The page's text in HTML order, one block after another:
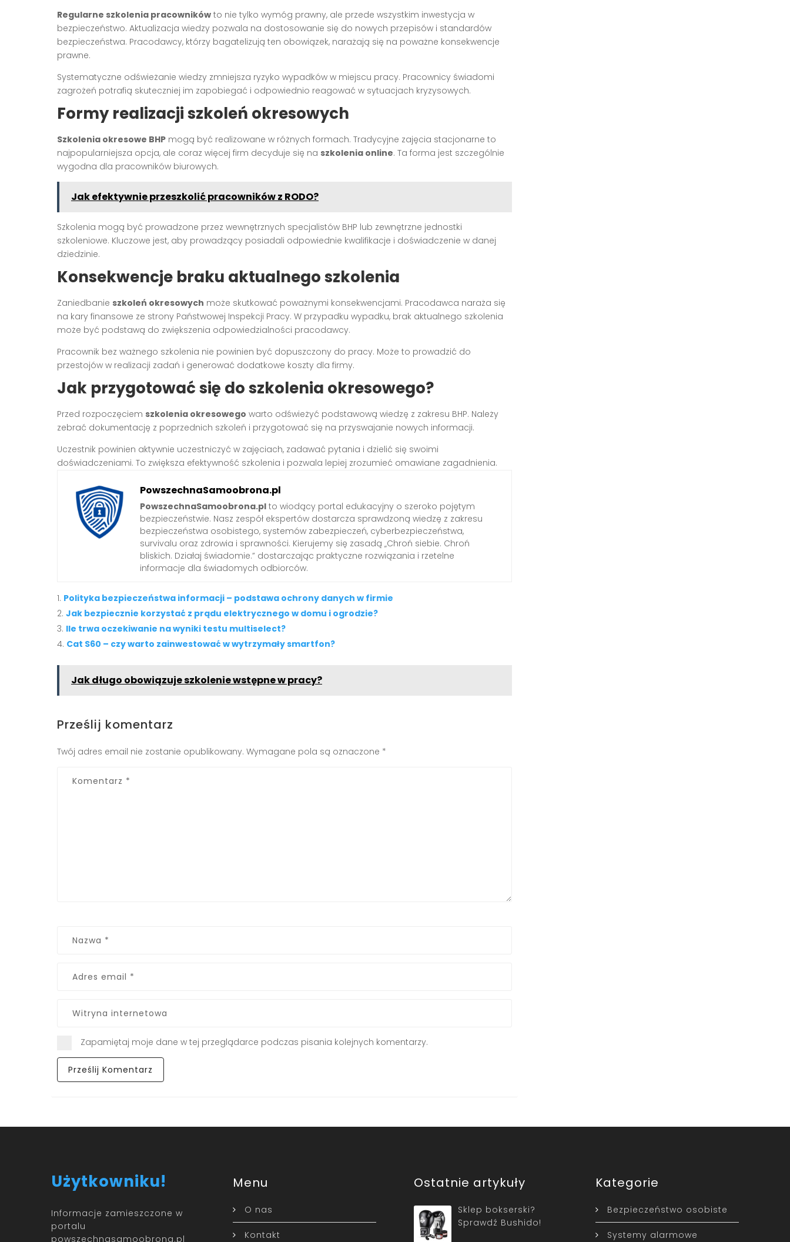
Regularne szkolenia pracowników to nie tylko wymóg prawny, ale przede wszystkim inwestycja w
bezpieczeństwo. Aktualizacja wiedzy pozwala na dostosowanie się do nowych przepisów i standardów
bezpieczeństwa. Pracodawcy, którzy bagatelizują ten obowiązek, narażają się na poważne konsekwencje
prawne.
Systematyczne odświeżanie wiedzy zmniejsza ryzyko wypadków w miejscu pracy. Pracownicy świadomi
zagrożeń potrafią skuteczniej im zapobiegać i odpowiednio reagować w sytuacjach kryzysowych.
Formy realizacji szkoleń okresowych
Szkolenia okresowe BHP mogą być realizowane w różnych formach. Tradycyjne zajęcia stacjonarne to
najpopularniejsza opcja, ale coraz więcej firm decyduje się na szkolenia online. Ta forma jest szczególnie
wygodna dla pracowników biurowych.
Jak efektywnie przeszkolić pracowników z RODO?
Szkolenia mogą być prowadzone przez wewnętrznych specjalistów BHP lub zewnętrzne jednostki
szkoleniowe. Kluczowe jest, aby prowadzący posiadali odpowiednie kwalifikacje i doświadczenie w danej
dziedzinie.
Konsekwencje braku aktualnego szkolenia
Zaniedbanie szkoleń okresowych może skutkować poważnymi konsekwencjami. Pracodawca naraża się
na kary finansowe ze strony Państwowej Inspekcji Pracy. W przypadku wypadku, brak aktualnego szkolenia
może być podstawą do zwiększenia odpowiedzialności pracodawcy.
Pracownik bez ważnego szkolenia nie powinien być dopuszczony do pracy. Może to prowadzić do
przestojów w realizacji zadań i generować dodatkowe koszty dla firmy.
Jak przygotować się do szkolenia okresowego?
Przed rozpoczęciem szkolenia okresowego warto odświeżyć podstawową wiedzę z zakresu BHP. Należy
zebrać dokumentację z poprzednich szkoleń i przygotować się na przyswajanie nowych informacji.
Uczestnik powinien aktywnie uczestniczyć w zajęciach, zadawać pytania i dzielić się swoimi
doświadczeniami. To zwiększa efektywność szkolenia i pozwala lepiej zrozumieć omawiane zagadnienia.
PowszechnaSamoobrona.pl
PowszechnaSamoobrona.pl to wiodący portal edukacyjny o szeroko pojętym
bezpieczeństwie. Nasz zespół ekspertów dostarcza sprawdzoną wiedzę z zakresu
bezpieczeństwa osobistego, systemów zabezpieczeń, cyberbezpieczeństwa,
survivalu oraz zdrowia i sprawności. Kierujemy się zasadą „Chroń siebie. Chroń
bliskich. Działaj świadomie.” dostarczając praktyczne rozwiązania i rzetelne
informacje dla świadomych odbiorców.
Polityka bezpieczeństwa informacji – podstawa ochrony danych w firmie
Jak bezpiecznie korzystać z prądu elektrycznego w domu i ogrodzie?
Ile trwa oczekiwanie na wyniki testu multiselect?
Cat S60 – czy warto zainwestować w wytrzymały smartfon?
Jak długo obowiązuje szkolenie wstępne w pracy?
Prześlij komentarz
Twój adres email nie zostanie opublikowany. Wymagane pola są oznaczone *
Zapamiętaj moje dane w tej przeglądarce podczas pisania kolejnych komentarzy.
Użytkowniku!
Informacje zamieszczone w
portalu
powszechnasamoobrona.pl
Menu
O nas
Kontakt
Ostatnie artykuły
Sklep bokserski?
Sprawdź Bushido!
Kategorie
Bezpieczeństwo osobiste
Systemy alarmowe